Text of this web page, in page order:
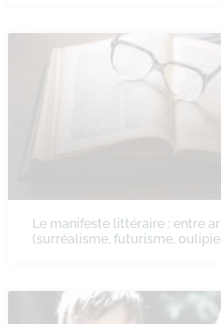
Le manifeste littéraire : entre
(surréalisme, futurisme,